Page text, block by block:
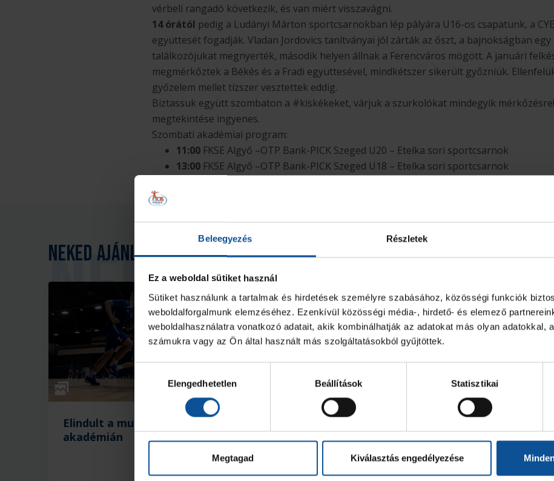
Beleegyezés Részletek
Ez a weboldal sütiket használ
Sütiket használunk a tartalmak és hirdetések személyre szabásához, közösségi funkciók
weboldalforgalmunk elemzéséhez. Ezenkívül közösségi média-, hirdető- és elemező
weboldalhasználatra vonatkozó adatait, akik kombinálhatják az adatokat más olyan adatokkal,
számukra vagy az Ön által használt más szolgáltatásokból gyűjtöttek.
kiválasztásaElengedhetetlen Beállítások Statisztikai
Megtagad Kiválasztás engedélyezése
vérbeli rangadó következik, és van miért visszavágni.
14 órától pedig a Ludányi Márton sportcsarnokban lép pályára U16-os csapatunk, a
együttesét fogadják. Vladan Jordovics tanítványai jól zárták az őszt, a bajnokságban
találkozójukat megnyerték, második helyen állnak a Ferencváros mögött. A januári
megmérkőztek a Békés és a Fradi együttesével, mindkétszer sikerült győzniük.
győzelem mellet tízszer vesztettek eddig.
Biztassuk együtt szombaton a #kiskékeket, várjuk a szurkolókat mindegyik
megtekintése ingyenes.
Szombati akadémiai program:
11:00 FKSE Algyő –OTP Bank-PICK Szeged U20 – Etelka sori sportcsarnok
13:00 FKSE Algyő –OTP Bank-PICK Szeged U18 – Etelka sori sportcsarnok
Neked ajánljuk
Galéria
Elindult a munka az
akadémián
as Európa-bajnokságon
Vladan